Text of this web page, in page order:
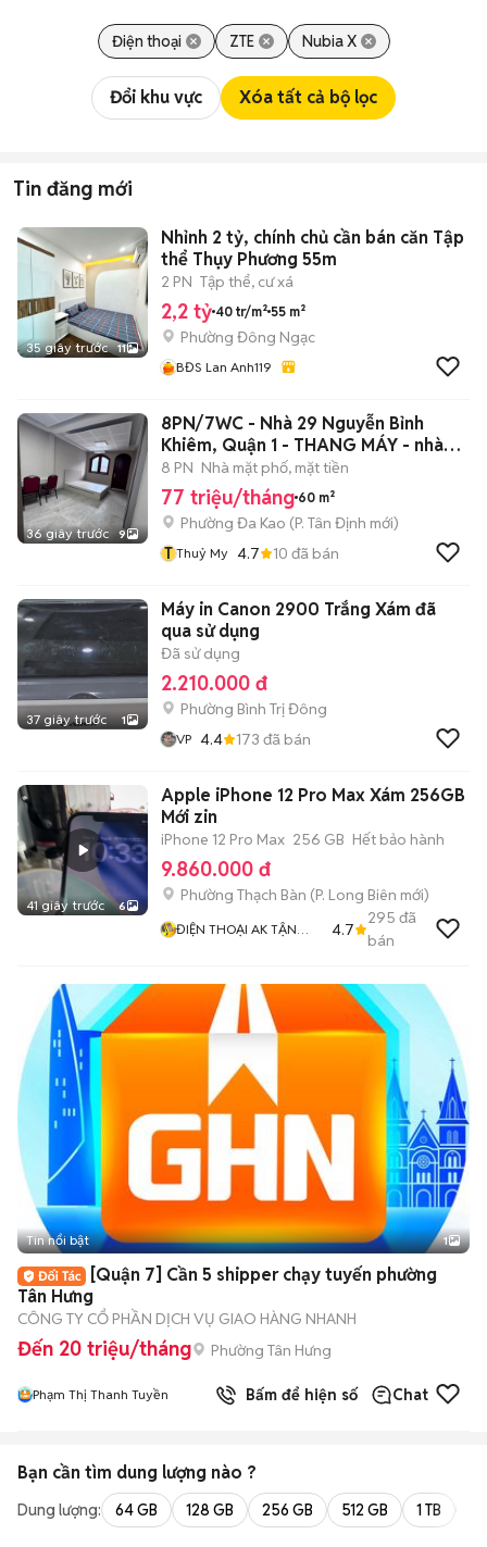
Điện thoại ZTE Nubia X
Đổi khu vực Xóa tất cả bộ lọc
Tin đăng mới
35 giây trước 11
Nhỉnh 2 tỷ, chính chủ cần bán căn Tập
thể Thụy Phương 55m
2 PN Tập thể, cư xá
2,2 tỷ 40 tr/m² 55 m²
Phường Đông Ngạc
BĐS Lan Anh119
36 giây trước 9
8PN/7WC - Nhà 29 Nguyễn Bỉnh
Khiêm, Quận 1 - THANG MÁY - nhà
mới
8 PN Nhà mặt phố, mặt tiền
77 triệu/tháng 60 m²
Phường Đa Kao (P. Tân Định mới)
T Thuỷ My 4.7 10 đã bán
37 giây trước 1
Máy in Canon 2900 Trắng Xám đã
qua sử dụng
Đã sử dụng
2.210.000 đ
Phường Bình Trị Đông
VP 4.4 173 đã bán
41 giây trước 6
Apple iPhone 12 Pro Max Xám 256GB
Mới zin
iPhone 12 Pro Max 256 GB Hết bảo hành
9.860.000 đ
Phường Thạch Bàn (P. Long Biên mới)
ĐIỆN THOẠI AK TẬN
4.7
295 đã
bán
Tin nổi bật 1
[Quận 7] Cần 5 shipper chạy tuyến phường
Tân Hưng
CÔNG TY CỔ PHẦN DỊCH VỤ GIAO HÀNG NHANH
Đến 20 triệu/tháng Phường Tân Hưng
Phạm Thị Thanh Tuyền Bấm để hiện số Chat
Bạn cần tìm dung lượng nào ?
Dung lượng: 64 GB 128 GB 256 GB 512 GB 1 TB